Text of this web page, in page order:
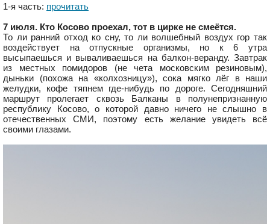
1-я часть: прочитать
7 июля. Кто Косово проехал, тот в цирке не смеётся.
То ли ранний отход ко сну, то ли волшебный воздух гор так
воздействует на отпускные организмы, но к 6 утра
высыпаешься и вываливаешься на балкон-веранду. Завтрак
из местных помидоров (не чета московским резиновым),
дыньки (похожа на «колхозницу»), сока мягко лёг в наши
желудки, кофе тяпнем где-нибудь по дороге. Сегодняшний
маршрут пролегает сквозь Балканы в полунепризнанную
республику Косово, о которой давно ничего не слышно в
отечественных СМИ, поэтому есть желание увидеть всё
своими глазами.